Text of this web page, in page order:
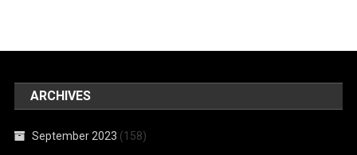
ARCHIVES
September 2023 (158)